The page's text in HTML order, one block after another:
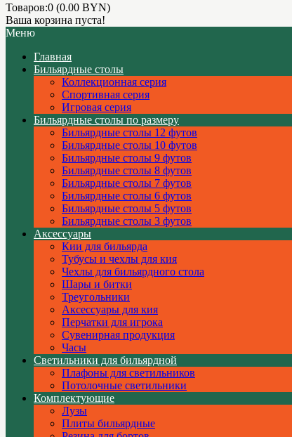
Товаров:0 (0.00 BYN)
Ваша корзина пуста!
Меню
Главная
Бильярдные столы
Коллекционная серия
Спортивная серия
Игровая серия
Бильярдные столы по размеру
Бильярдные столы 12 футов
Бильярдные столы 10 футов
Бильярдные столы 9 футов
Бильярдные столы 8 футов
Бильярдные столы 7 футов
Бильярдные столы 6 футов
Бильярдные столы 5 футов
Бильярдные столы 3 футов
Аксессуары
Кии для бильярда
Тубусы и чехлы для кия
Чехлы для бильярдного стола
Шары и битки
Треугольники
Аксессуары для кия
Перчатки для игрока
Сувенирная продукция
Часы
Светильники для бильярдной
Плафоны для светильников
Потолочные светильники
Комплектующие
Лузы
Плиты бильярдные